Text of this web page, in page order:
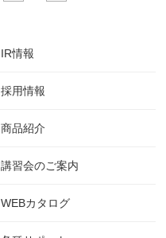
IR情報
採用情報
商品紹介
講習会のご案内
WEBカタログ